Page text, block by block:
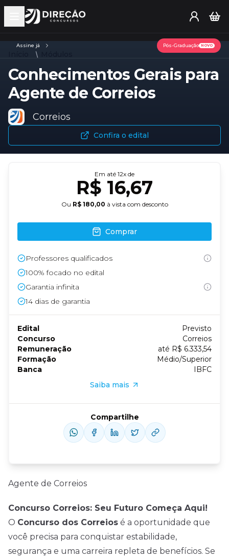
Open main menu
Assine já Pós-Graduação NOVO
Conhecimentos Gerais para
Agente de Correios
Correios
Confira o edital
Agente de Correios
Concurso Correios: Seu Futuro Começa Aqui!
O Concurso dos Correios é a oportunidade que
você precisa para conquistar estabilidade,
segurança e uma carreira repleta de benefícios. Se
Em até 12x de
R$ 16,67
Ou R$ 180,00 à vista com desconto
Comprar
Professores qualificados
100% focado no edital
Garantia infinita
14 dias de garantia
Edital
Previsto
Concurso
Correios
Remuneração
até R$ 6.333,54
Formação
Médio/Superior
Banca
IBFC
Saiba mais
Compartilhe